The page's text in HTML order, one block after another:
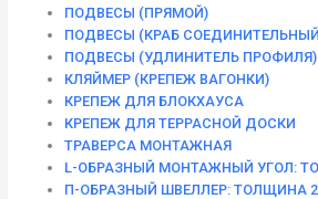
ПОДВЕСЫ (ПРЯМОЙ)
ПОДВЕСЫ (КРАБ
ПОДВЕСЫ (УДЛИНИТЕЛЬ ПРОФИЛЯ)
КЛЯЙМЕР (КРЕПЕЖ ВАГОНКИ)
КРЕПЕЖ ДЛЯ БЛОКХАУСА
КРЕПЕЖ ДЛЯ ТЕРРАСНОЙ ДОСКИ
ТРАВЕРСА МОНТАЖНАЯ
L-ОБРАЗНЫЙ МОНТАЖНЫЙ УГОЛ:
П-ОБРАЗНЫЙ ШВЕЛЛЕР: ТОЛЩИНА